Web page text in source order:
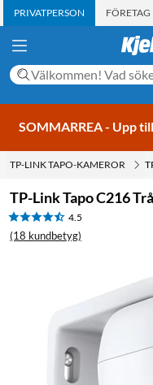
PRIVATPERSON FÖRETAG
SOMMARREA - Upp
TP-LINK TAPO-KAMEROR
TP-Link Tapo C216
4.5
(18 kundbetyg)